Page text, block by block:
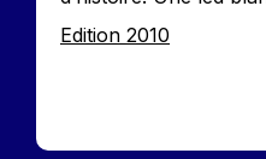
Edition
Edition 2010